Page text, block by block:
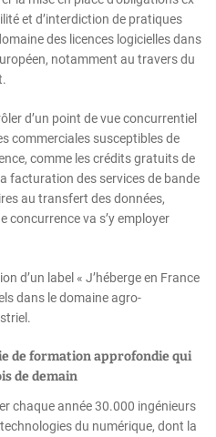
et d’interdiction de pratiques
des licences logicielles dans
notamment au travers du
d’un point de vue concurrentiel
commerciales susceptibles de
comme les crédits gratuits de
facturation des services de bande
au transfert des données,
concurrence va s’y employer
d’un label « J’héberge en France
dans le domaine agro-
de formation approfondie qui
de demain
chaque année 30.000 ingénieurs
du numérique, dont la